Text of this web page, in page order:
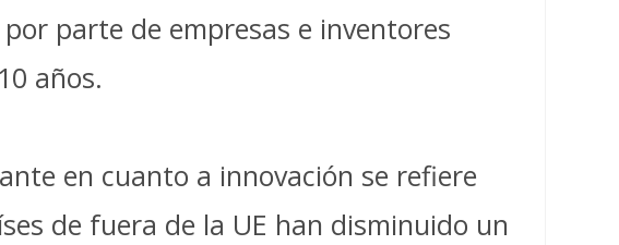
parte de empresas e inventores
años.
en cuanto a innovación se refiere
de fuera de la UE han disminuido un